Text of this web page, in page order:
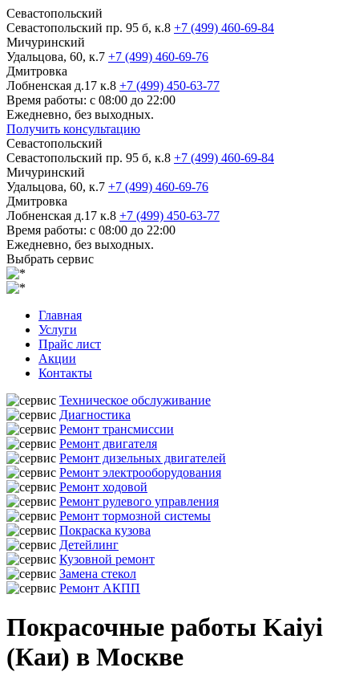
Севастопольский
Севастопольский пр. 95 б, к.8 +7 (499) 460-69-84
Мичуринский
Удальцова, 60, к.7 +7 (499) 460-69-76
Дмитровка
Лобненская д.17 к.8 +7 (499) 450-63-77
Время работы: с 08:00 до 22:00
Ежедневно, без выходных.
Получить консультацию
Севастопольский
Севастопольский пр. 95 б, к.8 +7 (499) 460-69-84
Мичуринский
Удальцова, 60, к.7 +7 (499) 460-69-76
Дмитровка
Лобненская д.17 к.8 +7 (499) 450-63-77
Время работы: с 08:00 до 22:00
Ежедневно, без выходных.
Выбрать сервис
Главная
Услуги
Прайс лист
Акции
Контакты
Техническое обслуживание
Диагностика
Ремонт трансмиссии
Ремонт двигателя
Ремонт дизельных двигателей
Ремонт электрооборудования
Ремонт ходовой
Ремонт рулевого управления
Ремонт тормозной системы
Покраска кузова
Детейлинг
Кузовной ремонт
Замена стекол
Ремонт АКПП
Покрасочные работы Kaiyi
(Каи) в Москве